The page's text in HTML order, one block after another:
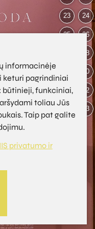
23 24
25 26
28
30
31 32
33
Lietuva“
informacinėje
keturi pagrindiniai
būtinieji, funkciniai,
toliau Jūs
Taip pat galite
privatumo ir